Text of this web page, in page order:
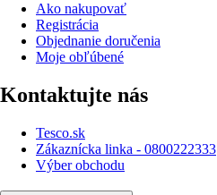
Ako nakupovať
Registrácia
Objednanie doručenia
Moje obľúbené
Kontaktujte nás
Tesco.sk
Zákaznícka linka - 0800222333
Výber obchodu